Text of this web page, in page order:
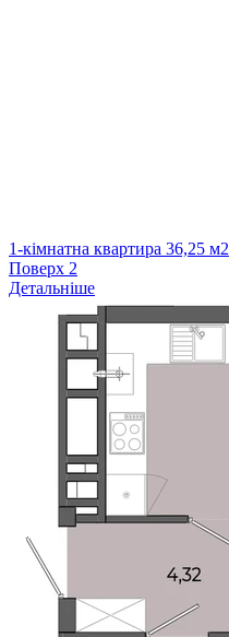
1-кімнатна квартира 36,25 м2
Поверх 2
Детальніше